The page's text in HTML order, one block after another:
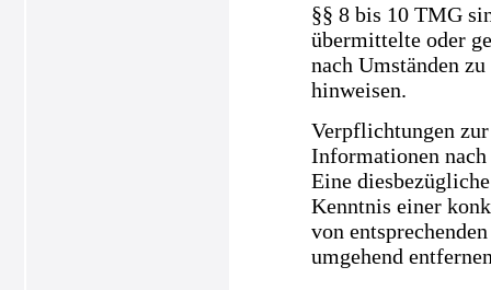
§§ 8 bis 10 TMG
übermittelte oder
nach Umständen
hinweisen.
Verpflichtungen
Informationen
Eine
Kenntnis einer
von
umgehend